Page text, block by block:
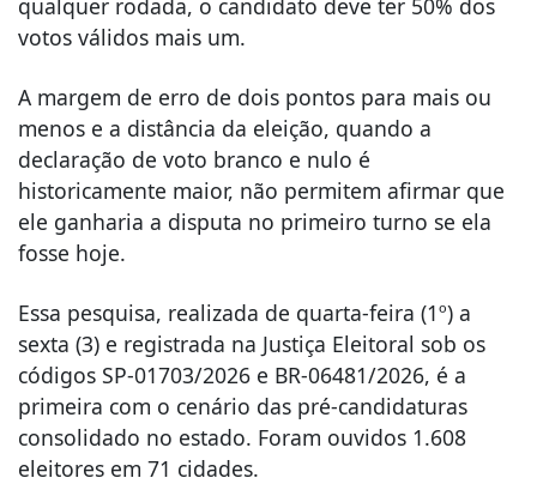
votos válidos mais um.
A margem de erro de dois pontos para mais ou
menos e a distância da eleição, quando a
declaração de voto branco e nulo é
historicamente maior, não permitem afirmar que
ele ganharia a disputa no primeiro turno se ela
fosse hoje.
Essa pesquisa, realizada de quarta-feira (1º) a
sexta (3) e registrada na Justiça Eleitoral sob os
códigos SP-01703/2026 e BR-06481/2026, é a
primeira com o cenário das pré-candidaturas
consolidado no estado. Foram ouvidos 1.608
eleitores em 71 cidades.